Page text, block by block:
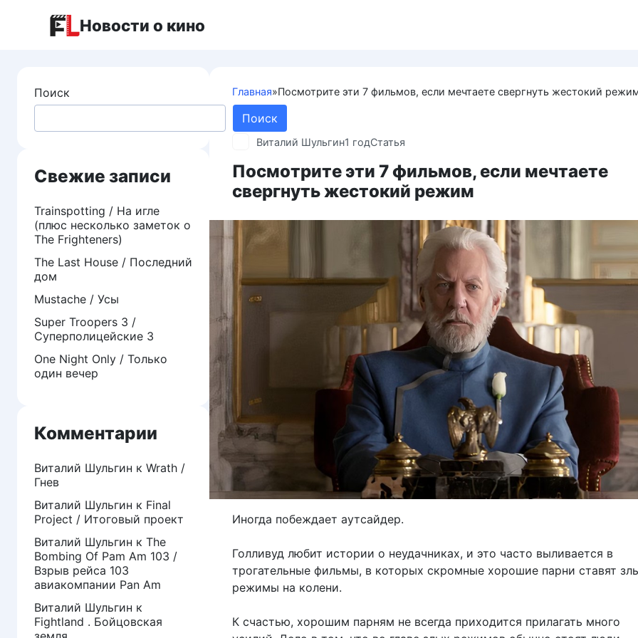
Новости о кино
Главная»Посмотрите эти 7 фильмов, если мечтаете свергнуть жестокий
Виталий Шульгин1 годСтатья
Посмотрите эти 7 фильмов, если мечтаете
свергнуть жестокий режим
Иногда побеждает аутсайдер.
Голливуд любит истории о неудачниках, и это часто выливается в
трогательные фильмы, в которых скромные хорошие парни ставят
режимы на колени.
К счастью, хорошим парням не всегда приходится прилагать много
Поиск
Поиск
Свежие записи
Trainspotting / На игле
(плюс несколько заметок о
The Frighteners)
The Last House / Последний
дом
Mustache / Усы
Super Troopers 3 /
Суперполицейские 3
One Night Only / Только
один вечер
Комментарии
Виталий Шульгин к Wrath /
Гнев
Виталий Шульгин к Final
Project / Итоговый проект
Виталий Шульгин к The
Bombing Of Pam Am 103 /
Взрыв рейса 103
авиакомпании Pan Am
Виталий Шульгин к
Fightland . Бойцовская